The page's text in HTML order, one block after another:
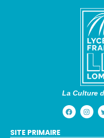
La Culture
SITE PRIMAIRE